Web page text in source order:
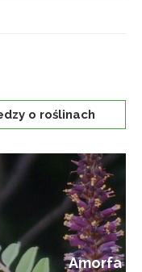
o roślinach